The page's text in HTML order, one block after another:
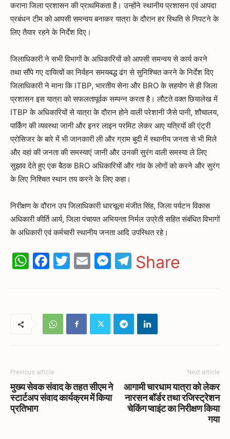
कराना जिला प्रशासन की प्राथमिकता है। उन्होंने स्थानीय प्रशासन एवं आपदा
प्रबंधन टीम को आपसी समन्वय बनाकर यात्रा के दौरान हर स्थिति से निपटने के
लिए तैयार रहने के निर्देश दिए।
जिलाधिकारी ने सभी विभागों के अधिकारियों को आपसी समन्वय से कार्य करने
तथा सौंपे गए दायित्वों का निर्वहन समयबद्ध ढंग से सुनिश्चित करने के निर्देश दिए
जिलाधिकारी ने माना कि ITBP, भारतीय सेना और BRO के सहयोग से ही जिला
प्रशासन इस यात्रा को सफलतापूर्वक सम्पन्न करता है। लौटते वक्त छियालेख में
ITBP के अधिकारियों से यात्रा के दौरान होने वाली परेशानी जैसे पानी, शौचालय,
पार्किंग की व्यवस्था जानी और इनर लाइन परमिट लेकर आए यत्रियों की एंट्री
प्रोसिजर के बारे में भी जानकारी ली और ग्राम बुदी में स्थानीय जनता से भी मिले
और वहां की जनता की समस्याएं जानी और उनकी सुरंग वाली समस्या ले लिए
सुझाव देते हुए एक बैठक BRO अधिकारियों और गांव के लोगों को करने और सुरंग
के लिए निश्चित स्थान तय करने के लिए कहा।
निरीक्षण के दौरान उप जिलाधिकारी धारचूला मंजीत सिंह, जिला पर्यटन विकास
अधिकारी कीर्ति आर्य, जिला पंचायत अभियन्ता निर्मल उप्रेती सहित संबंधित विभागों
के अधिकारी एवं कर्मचारी स्थानीय जनता आदि उपस्थित रहे।
WhatsApp
Facebook
Twitter
EmailMessenger
Telegram
Share
Previous article
मुख्य सेवक संवाद के तहत सीएम ने
स्टार्टअप संवाद कार्यक्रम में किया
प्रतिभाग
Next article
आगामी चारधाम यात्रा को लेकर
नारसन बॉर्डर तथा रजिस्ट्रेशन
चेकिंग प्वाइंट का निरीक्षण किया
गया